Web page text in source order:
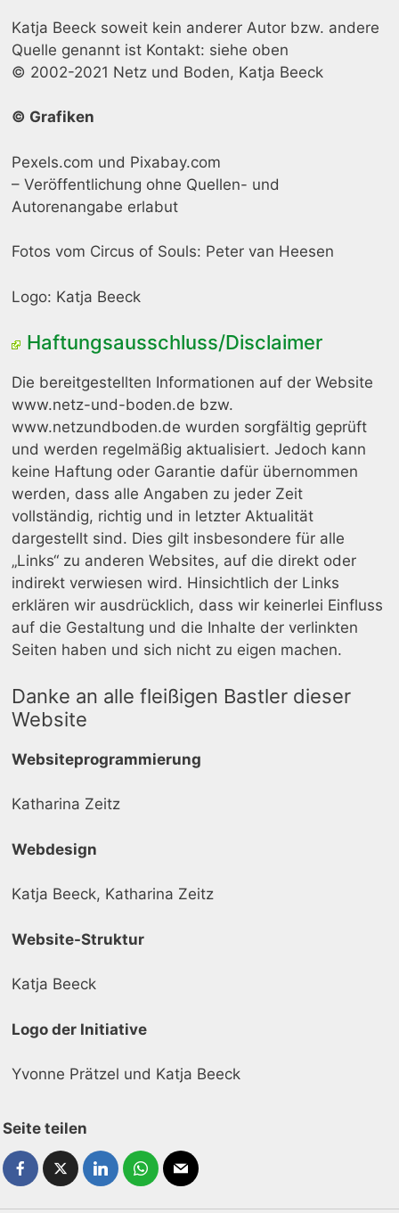
Katja Beeck soweit kein anderer Autor bzw. andere
Quelle genannt ist Kontakt: siehe oben
© 2002-2021 Netz und Boden, Katja Beeck
© Grafiken
Pexels.com und Pixabay.com
– Veröffentlichung ohne Quellen- und
Autorenangabe erlabut
Fotos vom Circus of Souls: Peter van Heesen
Logo: Katja Beeck
Haftungsausschluss/Disclaimer
Die bereitgestellten Informationen auf der Website
www.netz-und-boden.de bzw.
www.netzundboden.de wurden sorgfältig geprüft
und werden regelmäßig aktualisiert. Jedoch kann
keine Haftung oder Garantie dafür übernommen
werden, dass alle Angaben zu jeder Zeit
vollständig, richtig und in letzter Aktualität
dargestellt sind. Dies gilt insbesondere für alle
„Links“ zu anderen Websites, auf die direkt oder
indirekt verwiesen wird. Hinsichtlich der Links
erklären wir ausdrücklich, dass wir keinerlei Einfluss
auf die Gestaltung und die Inhalte der verlinkten
Seiten haben und sich nicht zu eigen machen.
Danke an alle fleißigen Bastler dieser
Website
Websiteprogrammierung
Katharina Zeitz
Webdesign
Katja Beeck, Katharina Zeitz
Website-Struktur
Katja Beeck
Logo der Initiative
Yvonne Prätzel und Katja Beeck
Seite teilen